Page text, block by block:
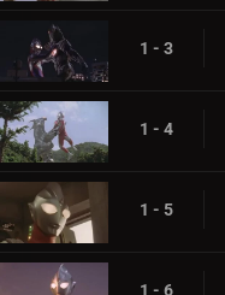
1 - 3
1 - 4
1 - 5
1 - 6